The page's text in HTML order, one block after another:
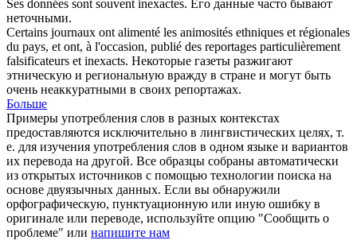
Ses données sont souvent inexactes. Его данные часто бывают
неточными.
Certains journaux ont alimenté les animosités ethniques et régionales
du pays, et ont, à l'occasion, publié des reportages particulièrement
falsificateurs et inexacts. Некоторые газеты разжигают
этническую и региональную вражду в стране и могут быть
очень неаккуратными в своих репортажах.
Больше
Примеры употребления слов в разных контекстах
предоставляются исключительно в лингвистических целях, т.
е. для изучения употребления слов в одном языке и вариантов
их перевода на другой. Все образцы собраны автоматически
из открытых источников с помощью технологии поиска на
основе двуязычных данных. Если вы обнаружили
орфографическую, пунктуационную или иную ошибку в
оригинале или переводе, используйте опцию "Сообщить о
проблеме" или напишите нам